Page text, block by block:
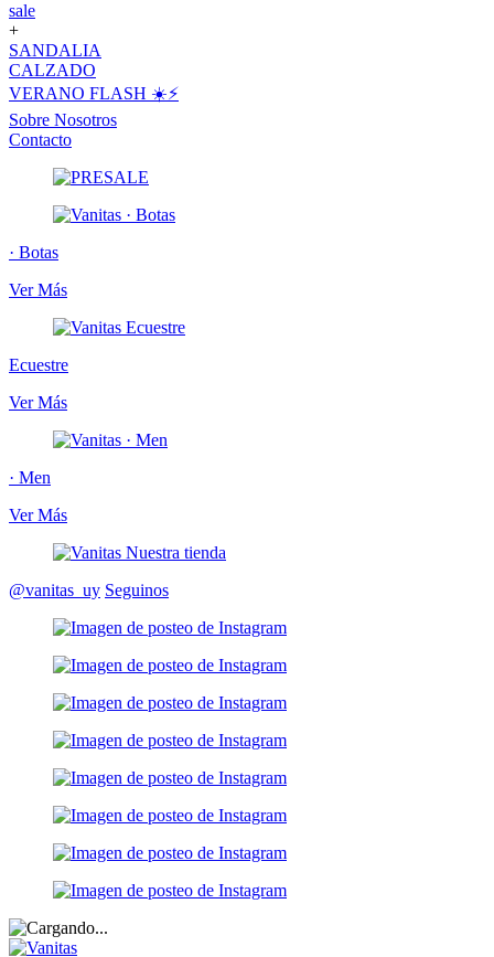
sale
+
SANDALIA
CALZADO
VERANO FLASH ☀️⚡️
Sobre Nosotros
Contacto
· Botas
Ver Más
Ecuestre
Ver Más
· Men
Ver Más
@vanitas_uy Seguinos